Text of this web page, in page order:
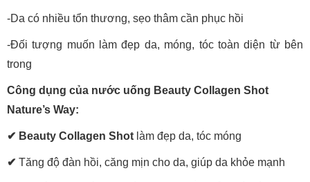
-Da có nhiều tổn thương, sẹo thâm cần phục hồi
-Đối tượng muốn làm đẹp da, móng, tóc toàn diện từ bên
trong
Công dụng của nước uống Beauty Collagen Shot
Nature’s Way:
✔ Beauty Collagen Shot làm đẹp da, tóc móng
✔ Tăng độ đàn hồi, căng mịn cho da, giúp da khỏe mạnh